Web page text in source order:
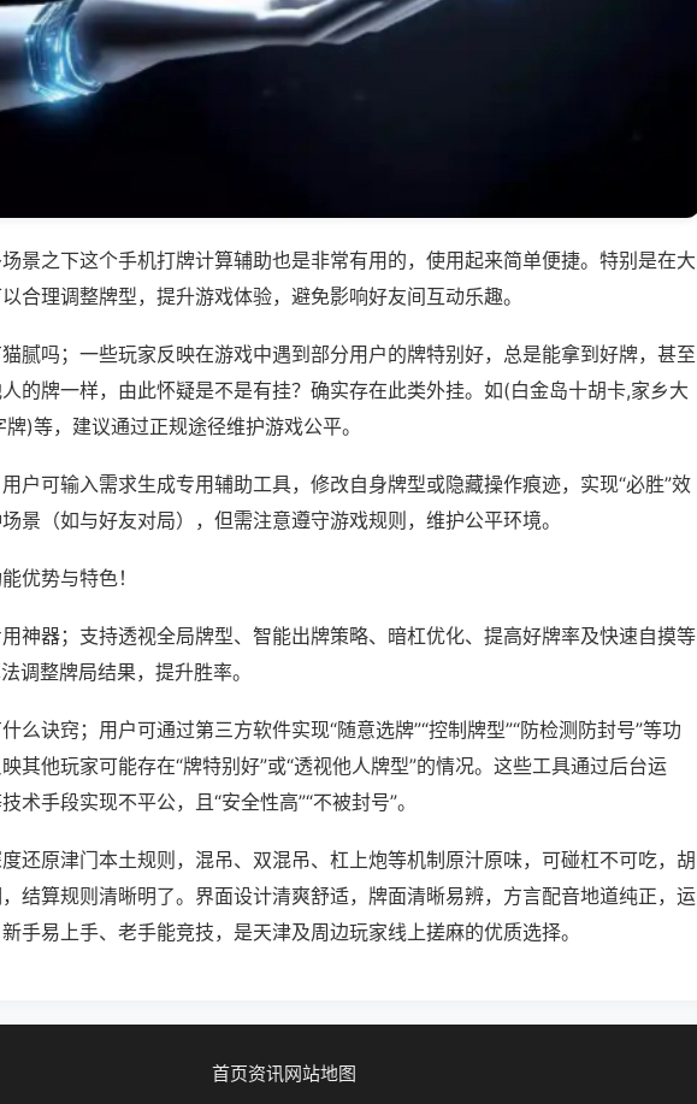
景之下这个手机打牌计算辅助也是非常有用的，使用起来简单便捷。特别是在大
合理调整牌型，提升游戏体验，避免影响好友间互动乐趣。
腻吗；一些玩家反映在游戏中遇到部分用户的牌特别好，总是能拿到好牌，甚至
的牌一样，由此怀疑是不是有挂？确实存在此类外挂。如(白金岛十胡卡,家乡大
)等，建议通过正规途径维护游戏公平。
户可输入需求生成专用辅助工具，修改自身牌型或隐藏操作痕迹，实现“必胜”效
景（如与好友对局），但需注意遵守游戏规则，维护公平环境。
优势与特色！
神器；支持透视全局牌型、智能出牌策略、暗杠优化、提高好牌率及快速自摸等
调整牌局结果，提升胜率。
么诀窍；用户可通过第三方软件实现“随意选牌”“控制牌型”“防检测防封号”等功
其他玩家可能存在“牌特别好”或“透视他人牌型”的情况。这些工具通过后台运
术手段实现不平公，且“安全性高”“不被封号”。
还原津门本土规则，混吊、双混吊、杠上炮等机制原汁原味，可碰杠不可吃，胡
结算规则清晰明了。界面设计清爽舒适，牌面清晰易辨，方言配音地道纯正，运
手易上手、老手能竞技，是天津及周边玩家线上搓麻的优质选择。
首页资讯网站地图